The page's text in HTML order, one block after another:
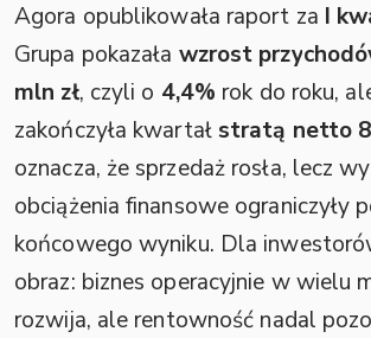
Agora opublikowała raport za I
Grupa pokazała wzrost
mln zł, czyli o 4,4% rok do roku,
zakończyła kwartał stratą netto
oznacza, że sprzedaż rosła, lecz
obciążenia finansowe ograniczyły
końcowego wyniku. Dla
obraz: biznes operacyjnie w wielu
rozwija, ale rentowność nadal